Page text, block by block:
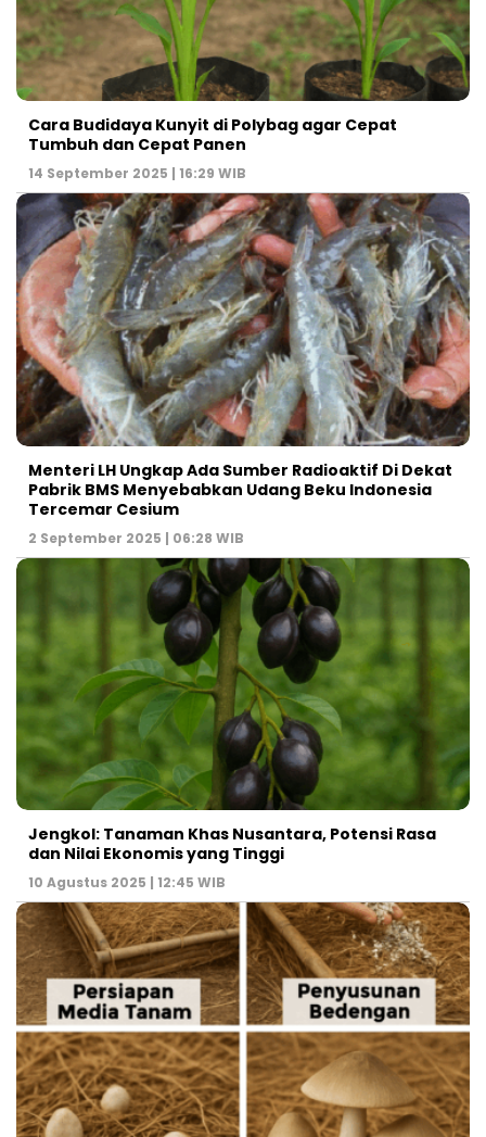
Cara Budidaya Kunyit di Polybag agar Cepat
Tumbuh dan Cepat Panen
14 September 2025 | 16:29 WIB
Menteri LH Ungkap Ada Sumber Radioaktif Di Dekat
Pabrik BMS Menyebabkan Udang Beku Indonesia
Tercemar Cesium
2 September 2025 | 06:28 WIB
Jengkol: Tanaman Khas Nusantara, Potensi Rasa
dan Nilai Ekonomis yang Tinggi
10 Agustus 2025 | 12:45 WIB